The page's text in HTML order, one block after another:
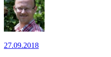
27.09.2018